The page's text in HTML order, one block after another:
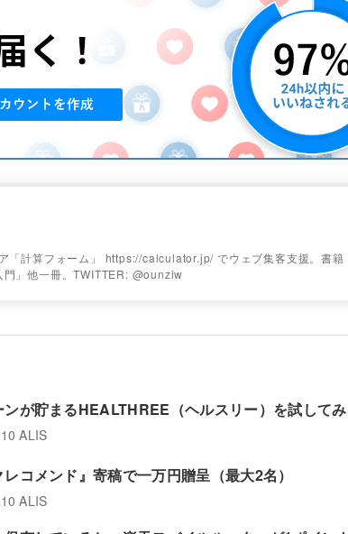
「計算フォーム」 https://calculator.jp/ でウェブ集客支援。書
門」他一冊。TWITTER: @ounziw
が貯まるHEALTHREE（ヘルスリー）を試して
ALIS
コメンド』寄稿で一万円贈呈（最大2名）
ALIS